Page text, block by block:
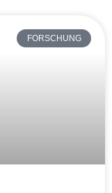
FORSCHUNG